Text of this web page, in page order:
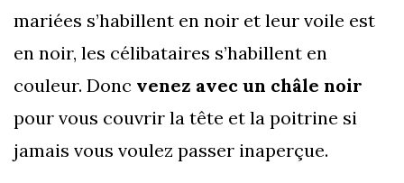
mariées s’habillent en noir et leur voile est
en noir, les célibataires s’habillent en
couleur. Donc venez avec un châle noir
pour vous couvrir la tête et la poitrine si
jamais vous voulez passer inaperçue.